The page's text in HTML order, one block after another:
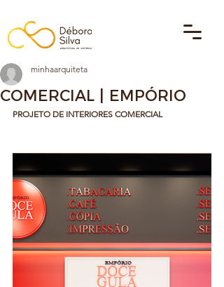
COMERCIAL | EMPÓRIO
minhaarquiteta
PROJETO DE INTERIORES COMERCIAL